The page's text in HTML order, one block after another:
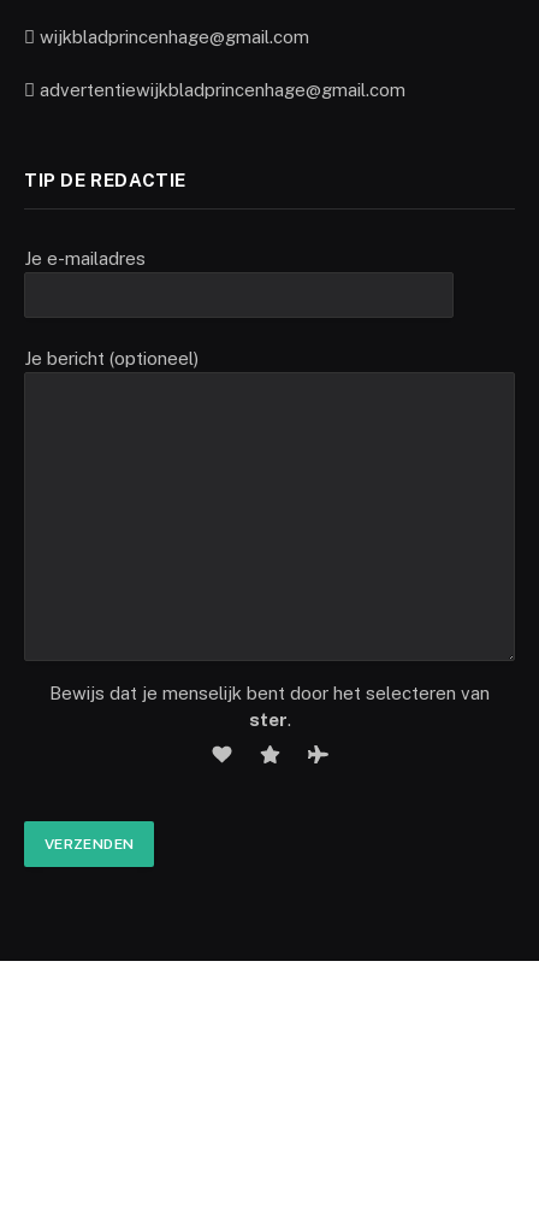
wijkbladprincenhage@gmail.com
advertentiewijkbladprincenhage@gmail.com
TIP DE REDACTIE
Je e-mailadres
Je bericht (optioneel)
Bewijs dat je menselijk bent door het selecteren van
ster.